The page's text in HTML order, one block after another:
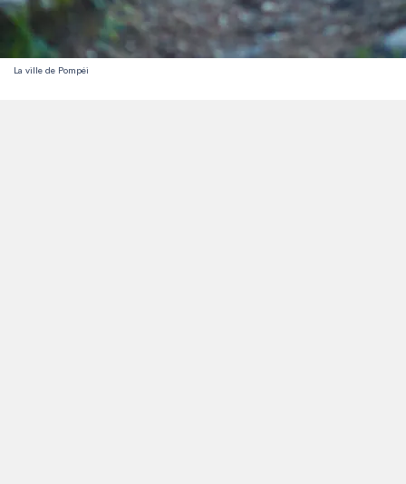
La ville de Pompéi